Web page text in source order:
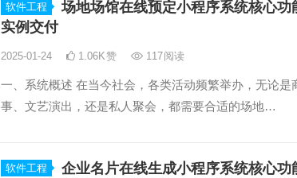
软件工程
场地场馆在线预定小程序系统核心功
实例交付
2025-01-24 1.06K赞 117阅读
一、系统概述 在当今社会，各类活动频繁举办，无论是
事、文艺演出，还是私人聚会，都需要合适的场地…
软件工程 企业名片在线生成小程序系统核心功